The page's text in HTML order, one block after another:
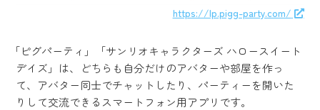
https://lp.pigg-party.com/
「ピグパーティ」「サンリオキャラクターズ ハロースイート
デイズ」は、どちらも自分だけのアバターや部屋を作っ
て、アバター同士でチャットしたり、パーティーを開いた
りして交流できるスマートフォン用アプリです。